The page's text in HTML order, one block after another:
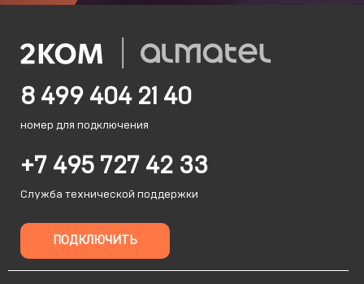
8 499 404 21 40
номер для подключения
+7 495 727 42 33
Служба технической поддержки
ПОДКЛЮЧИТЬ